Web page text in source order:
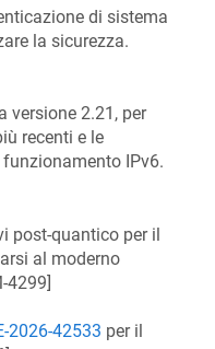
di sistema
la sicurezza.
versione 2.21, per
recenti e le
IPv6.
post-quantico per il
al moderno
4299]
2026-42533 per il